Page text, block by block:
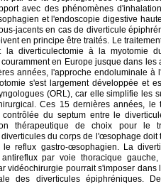
avec des phénomènes
et l'endoscopie digestive
jacents en cas de diverticule
en principe être traités. Le
la diverticulectomie à la myotomie
en Europe jusque dans
années, l'approche endoluminale
s'est largement développée et
(ORL), car elle simplifie les
Ces 15 dernières années, le
contrôlée du septum entre le
thérapeutique de choix pour le
du corps de l'œsophage doit
reflux gastro-œsophagien. La
par voie thoracique
vidéochirurgie pourrait s'imposer
des diverticules épiphréniques.